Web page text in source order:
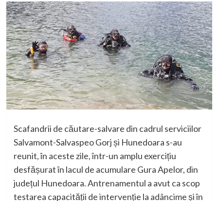
Scafandrii de căutare-salvare din cadrul serviciilor
Salvamont-Salvaspeo Gorj și Hunedoara s-au
reunit, în aceste zile, într-un amplu exercițiu
desfășurat în lacul de acumulare Gura Apelor, din
județul Hunedoara. Antrenamentul a avut ca scop
testarea capacității de intervenție la adâncime și în